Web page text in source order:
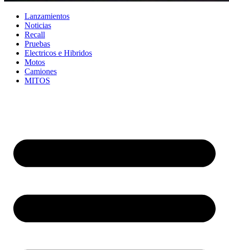
Lanzamientos
Noticias
Recall
Pruebas
Electricos e Hibridos
Motos
Camiones
MITOS